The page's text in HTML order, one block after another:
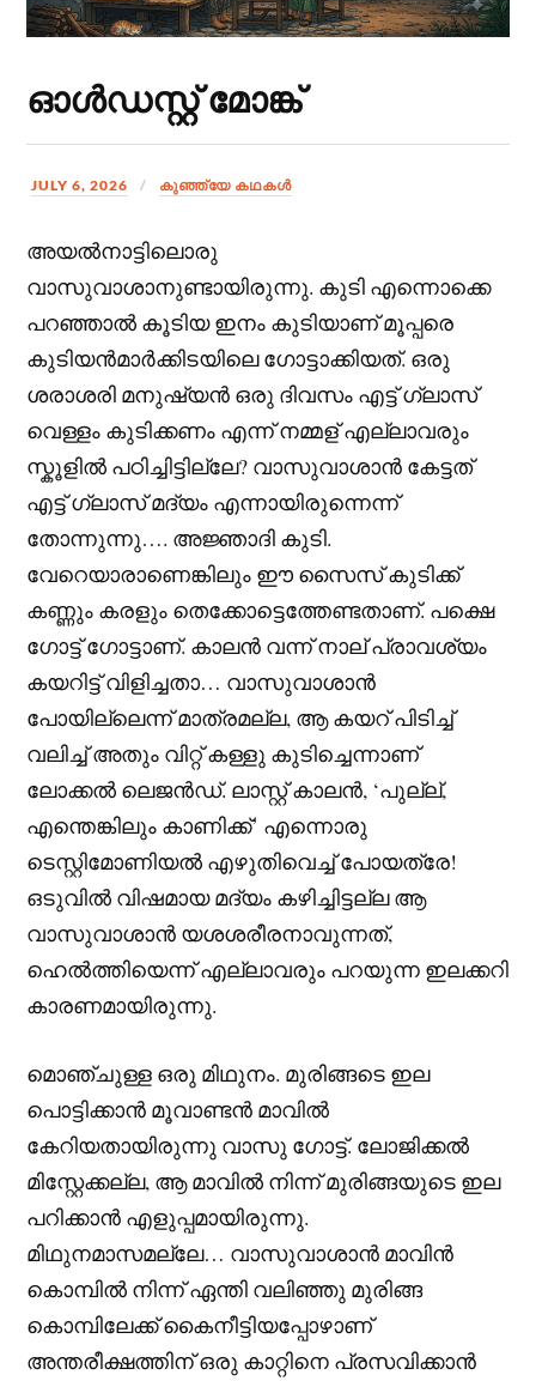
ഓൾഡസ്റ്റ് മോങ്ക്
JULY 6, 2026 കുഞ്ഞ്യേ കഥകള്‍
അയൽനാട്ടിലൊരു
വാസുവാശാനുണ്ടായിരുന്നു. കുടി എന്നൊക്കെ
പറഞ്ഞാൽ കൂടിയ ഇനം കുടിയാണ് മൂപ്പരെ
കുടിയൻമാർക്കിടയിലെ ഗോട്ടാക്കിയത്. ഒരു
ശരാശരി മനുഷ്യൻ ഒരു ദിവസം എട്ട് ഗ്ലാസ്
വെള്ളം കുടിക്കണം എന്ന് നമ്മള് എല്ലാവരും
സ്കൂളിൽ പഠിച്ചിട്ടില്ലേ? വാസുവാശാൻ കേട്ടത്
എട്ട് ഗ്ലാസ് മദ്യം എന്നായിരുന്നെന്ന്
തോന്നുന്നു…. അജ്ഞാദി കുടി.
വേറെയാരാണെങ്കിലും ഈ സൈസ് കുടിക്ക്
കണ്ണും കരളും തെക്കോട്ടെത്തേണ്ടതാണ്. പക്ഷെ
ഗോട്ട് ഗോട്ടാണ്. കാലൻ വന്ന് നാല് പ്രാവശ്യം
കയറിട്ട് വിളിച്ചതാ… വാസുവാശാൻ
പോയില്ലെന്ന് മാത്രമല്ല, ആ കയറ് പിടിച്ച്
വലിച്ച് അതും വിറ്റ് കള്ളു കുടിച്ചെന്നാണ്
ലോക്കൽ ലെജൻഡ്. ലാസ്റ്റ് കാലൻ, ‘പുല്ല്,
എന്തെങ്കിലും കാണിക്ക്’ എന്നൊരു
ടെസ്റ്റിമോണിയൽ എഴുതിവെച്ച് പോയത്രേ!
ഒടുവിൽ വിഷമായ മദ്യം കഴിച്ചിട്ടല്ല ആ
വാസുവാശാൻ യശശരീരനാവുന്നത്,
ഹെൽത്തിയെന്ന് എല്ലാവരും പറയുന്ന ഇലക്കറി
കാരണമായിരുന്നു.
മൊഞ്ചുള്ള ഒരു മിഥുനം. മുരിങ്ങടെ ഇല
പൊട്ടിക്കാൻ മൂവാണ്ടൻ മാവിൽ
കേറിയതായിരുന്നു വാസു ഗോട്ട്. ലോജിക്കൽ
മിസ്റ്റേക്കല്ല, ആ മാവിൽ നിന്ന് മുരിങ്ങയുടെ ഇല
പറിക്കാൻ എളുപ്പമായിരുന്നു.
മിഥുനമാസമല്ലേ… വാസുവാശാൻ മാവിൻ
കൊമ്പിൽ നിന്ന് ഏന്തി വലിഞ്ഞു മുരിങ്ങ
കൊമ്പിലേക്ക് കൈനീട്ടിയപ്പോഴാണ്
അന്തരീക്ഷത്തിന് ഒരു കാറ്റിനെ പ്രസവിക്കാൻ